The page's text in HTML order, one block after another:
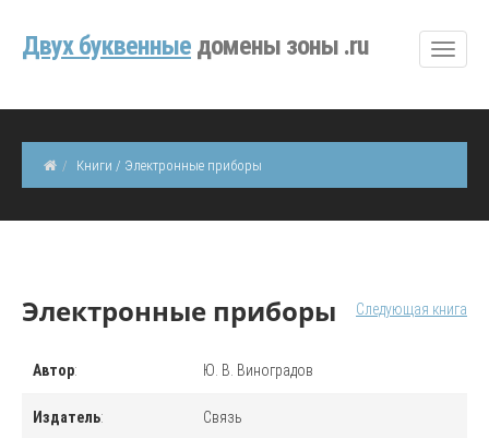
Двуx буквенные домены зоны .ru
Книги / Электронные приборы
Следующая книга
Электронные приборы
Автор: Ю. В. Виноградов
Издатель: Связь